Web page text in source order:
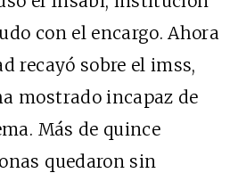
con el encargo. Ahora
recayó sobre el imss,
mostrado incapaz de
Más de quince
quedaron sin